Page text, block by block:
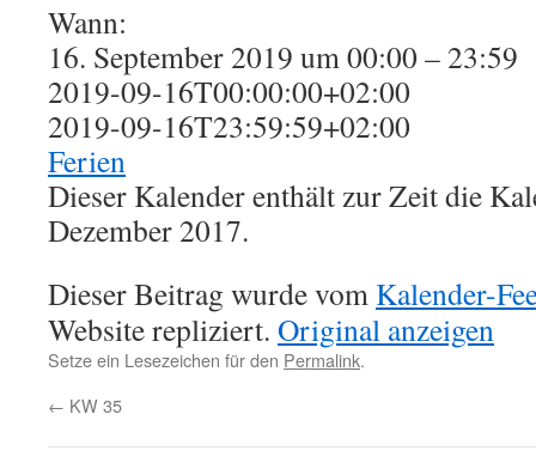
Wann:
16. September 2019 um 00:00 – 23:59
2019-09-16T00:00:00+02:00
2019-09-16T23:59:59+02:00
Ferien
Dieser Kalender enthält zur Zeit die
Dezember 2017.
Dieser Beitrag wurde vom Kalender-
Website repliziert. Original anzeigen
Setze ein Lesezeichen für den Permalink.
← KW 35